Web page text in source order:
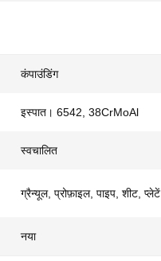
कंपाउंडिंग
इस्पात। 6542, 38CrMoAl
स्वचालित
ग्रैन्यूल, प्रोफ़ाइल, पाइप, शीट, प्लेटें
नया